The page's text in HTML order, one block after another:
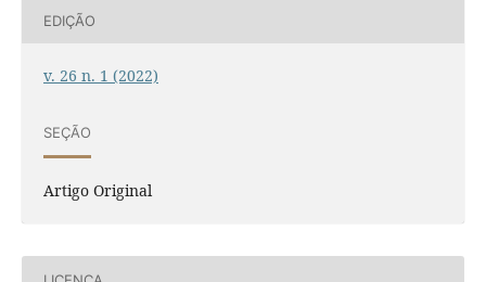
EDIÇÃO
v. 26 n. 1 (2022)
SEÇÃO
Artigo Original